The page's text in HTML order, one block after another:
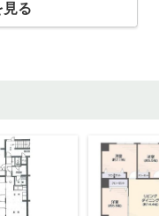
見る